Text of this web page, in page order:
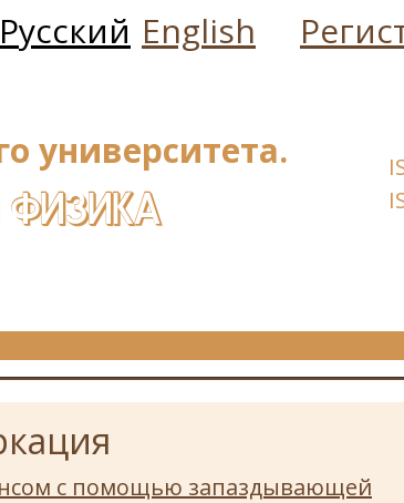
Русский English
университета.
ФИЗИКА
с помощью запаздывающей